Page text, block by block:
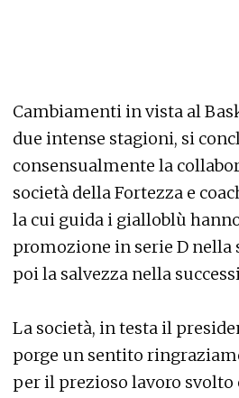
Cambiamenti in vista al
due intense stagioni, si
consensualmente la
società della Fortezza e
la cui guida i gialloblù
promozione in serie D nella
poi la salvezza nella
La società, in testa il
porge un sentito
per il prezioso lavoro svolto